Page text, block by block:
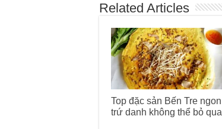
Related Articles
Top đặc sản Bến Tre ngon
trứ danh không thể bỏ qua